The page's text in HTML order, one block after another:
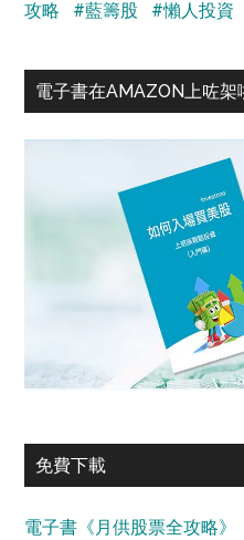
攻略
#藍籌股 #懶人投資
電子書在AMAZON上咗架
免費下載
電子書《月供股票全攻略》